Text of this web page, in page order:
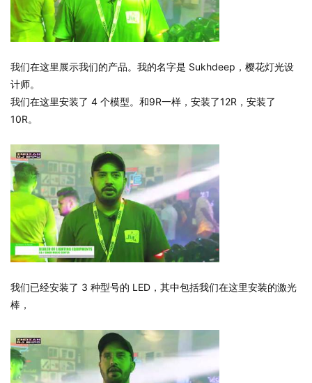
我们在这里展示我们的产品。我的名字是 Sukhdeep，樱花灯光设
计师。
我们在这里安装了 4 个模型。和9R一样，安装了12R，安装了
10R。
我们已经安装了 3 种型号的 LED，其中包括我们在这里安装的激光
棒，